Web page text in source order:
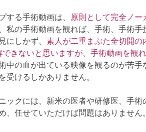
する手術動画は、 原則として完全ノー
私の手術動画を観れば、手術、手術手
にしかず、 素人が二重まぶた全切開
できないと思いますが、手術動画を観
中の血が出ている映像を観るのが苦
受けるしかありません。
ックには、新米の医者や研修医、手
、任せていただけば問題はありません。